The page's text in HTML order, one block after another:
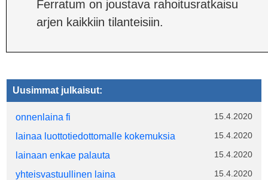
Ferratum on joustava rahoitusratkaisu
arjen kaikkiin tilanteisiin.
Uusimmat julkaisut:
onnenlaina fi 15.4.2020
lainaa luottotiedottomalle kokemuksia 15.4.2020
lainaan enkae palauta 15.4.2020
yhteisvastuullinen laina 15.4.2020